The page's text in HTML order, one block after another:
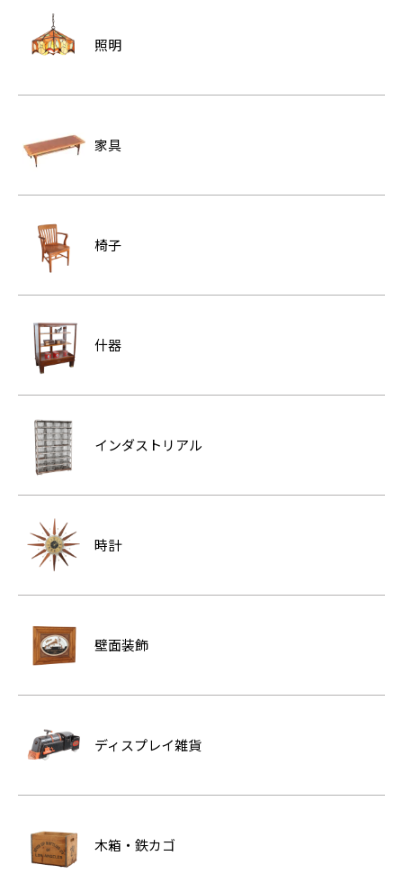
照明
家具
椅子
什器
インダストリアル
時計
壁面装飾
ディスプレイ雑貨
木箱・鉄カゴ